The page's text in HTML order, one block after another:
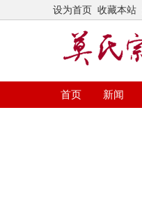
设为首页 收藏本站
首页 新闻